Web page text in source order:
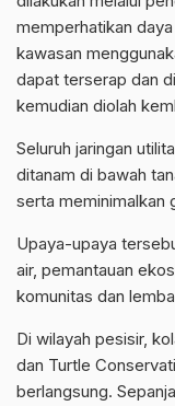
memperhatikan
kawasan
dapat terserap dan
kemudian diolah
Seluruh jaringan
ditanam di bawah
serta meminimalkan
Upaya-upaya
air, pemantauan
komunitas dan
Di wilayah pesisir,
dan Turtle
berlangsung.